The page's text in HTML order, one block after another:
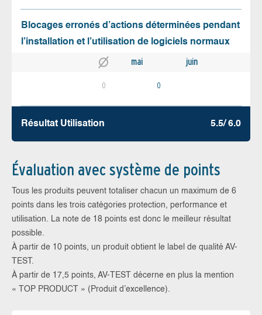
Blocages erronés d’actions déterminées pendant
l’installation et l’utilisation de logiciels normaux
mai juin
0 0
Résultat Utilisation 5.5/ 6.0
Évaluation avec système de points
Tous les produits peuvent totaliser chacun un maximum de 6
points dans les trois catégories protection, performance et
utilisation. La note de 18 points est donc le meilleur résultat
possible.
À partir de 10 points, un produit obtient le label de qualité AV-
TEST.
À partir de 17,5 points, AV-TEST décerne en plus la mention
« TOP PRODUCT » (Produit d’excellence).